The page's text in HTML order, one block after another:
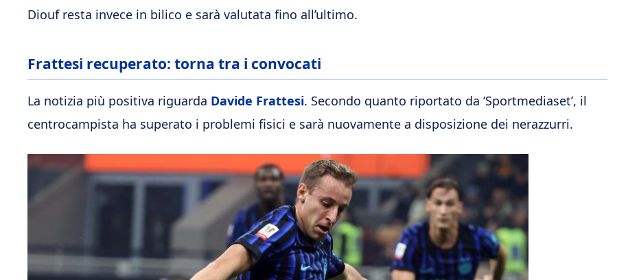
Diouf resta invece in bilico e sarà valutata fino all’ultimo.
Frattesi recuperato: torna tra i convocati
La notizia più positiva riguarda Davide Frattesi. Secondo quanto riportato da ‘Sportmediaset’, il
centrocampista ha superato i problemi fisici e sarà nuovamente a disposizione dei nerazzurri.